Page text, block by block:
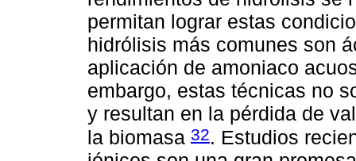
permitan lograr estas
hidrólisis más comunes son
aplicación de amoniaco
embargo, estas técnicas no
y resultan en la pérdida de
la biomasa 32. Estudios